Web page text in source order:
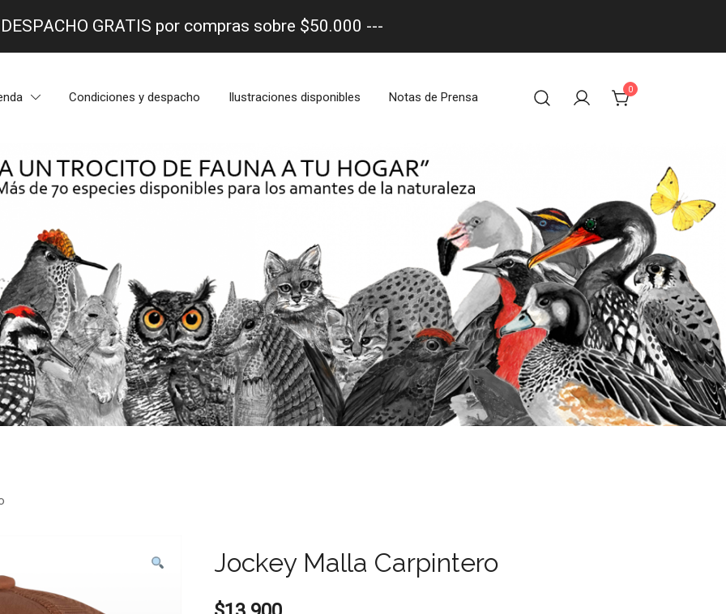
Condiciones y despacho Ilustraciones disponibles Notas de Prensa
0
Jockey Malla Carpintero
GRATIS por compras sobre $50.000 ---